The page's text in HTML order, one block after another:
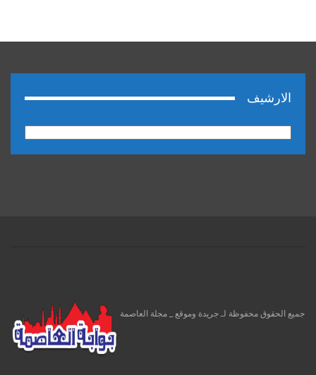
الارشيف
جميع الحقوق محفوظة لـ جريدة وموقع _ مجلة العاصمة